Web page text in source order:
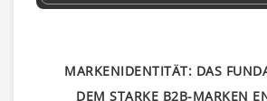
MARKENIDENTITÄT: DAS
DEM STARKE B2B-MARKEN